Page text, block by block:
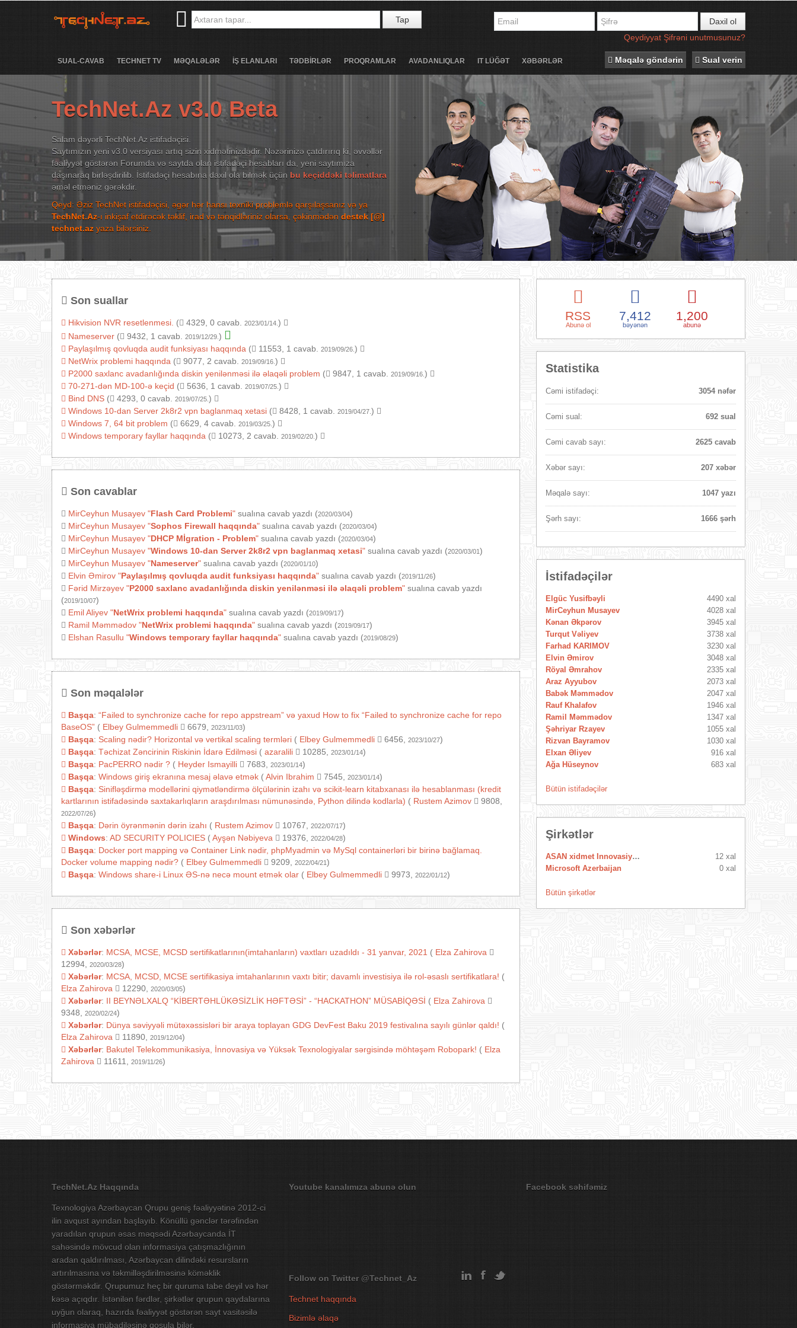
Tap
Daxil ol
Qeydiyyat Şifrəni unutmusunuz?
SUAL-CAVAB TECHNET TV MƏQALƏLƏR İŞ ELANLARI TƏDBİRLƏR PROQRAMLAR AVADANLIQLAR IT LÜĞƏT XƏBƏRLƏR Məqalə göndərin Sual verin
TechNet.Az v3.0 Beta
Salam dəyərli TechNet.Az istifadəçisi.
Saytımızın yeni v3.0 versiyası artıq sizin xidmətinizdədir. Nəzərinizə çatdırırıq ki, əvvəllər
fəaliyyət göstərən Forumda və saytda olan istifadəçi hesabları da, yeni saytımıza
daşınaraq birləşdirilib. İstifadəçi hesabına daxil ola bilmək üçün bu keçiddəki təlimatlara
əməl etməniz gərəkdir.
Qeyd: Əziz TechNet istifadəçisi, əgər hər hansı texniki problemlə qarşılaşsanız və ya
TechNet.Az-ı inkişaf etdirəcək təklif, irad və tənqidləriniz olarsa, çəkinmədən destek [@]
technet.az yaza bilərsiniz.
Son suallar
Hikvision NVR resetlenmesi. ( 4329, 0 cavab. 2023/01/14. )
Nameserver ( 9432, 1 cavab. 2019/12/29. )
Paylaşılmış qovluqda audit funksiyası haqqında ( 11553, 1 cavab. 2019/09/26. )
NetWrix problemi haqqında ( 9077, 2 cavab. 2019/09/16. )
P2000 saxlanc avadanlığında diskin yenilənməsi ilə əlaqəli problem ( 9847, 1 cavab. 2019/09/16. )
70-271-dən MD-100-ə keçid ( 5636, 1 cavab. 2019/07/25. )
Bind DNS ( 4293, 0 cavab. 2019/07/25. )
Windows 10-dan Server 2k8r2 vpn baglanmaq xetasi ( 8428, 1 cavab. 2019/04/27. )
Windows 7, 64 bit problem ( 6629, 4 cavab. 2019/03/25. )
Windows temporary fayllar haqqında ( 10273, 2 cavab. 2019/02/20. )
Son cavablar
MirCeyhun Musayev "Flash Card Problemi" sualına cavab yazdı (2020/03/04)
MirCeyhun Musayev "Sophos Firewall haqqında" sualına cavab yazdı (2020/03/04)
MirCeyhun Musayev "DHCP Mİgration - Problem" sualına cavab yazdı (2020/03/04)
MirCeyhun Musayev "Windows 10-dan Server 2k8r2 vpn baglanmaq xetasi" sualına cavab yazdı (2020/03/01)
MirCeyhun Musayev "Nameserver" sualına cavab yazdı (2020/01/10)
Elvin Əmirov "Paylaşılmış qovluqda audit funksiyası haqqında" sualına cavab yazdı (2019/11/26)
Fərid Mirzəyev "P2000 saxlanc avadanlığında diskin yenilənməsi ilə əlaqəli problem" sualına cavab yazdı
(2019/10/07)
Emil Aliyev "NetWrix problemi haqqında" sualına cavab yazdı (2019/09/17)
Ramil Məmmədov "NetWrix problemi haqqında" sualına cavab yazdı (2019/09/17)
Elshan Rasullu "Windows temporary fayllar haqqında" sualına cavab yazdı (2019/08/29)
Son məqalələr
Başqa: “Failed to synchronize cache for repo appstream” və yaxud How to fix “Failed to synchronize cache for repo
BaseOS” ( Elbey Gulmemmedli 6679, 2023/11/03)
Başqa: Scaling nədir? Horizontal və vertikal scaling termləri ( Elbey Gulmemmedli 6456, 2023/10/27)
Başqa: Təchizat Zəncirinin Riskinin İdarə Edilməsi ( azaralili 10285, 2023/01/14)
Başqa: PacPERRO nədir ? ( Heyder Ismayilli 7683, 2023/01/14)
Başqa: Windows giriş ekranına mesaj əlavə etmək (Alvin Ibrahim 7545, 2023/01/14)
Başqa: Sinifləşdirmə modellərini qiymətləndirmə ölçülərinin izahı və scikit-learn kitabxanası ilə hesablanması (kredit
kartlarının istifadəsində saxtakarlıqların araşdırılması nümunəsində, Python dilində kodlarla) ( Rustem Azimov 9808,
2022/07/26)
Başqa: Dərin öyrənmənin dərin izahı ( Rustem Azimov 10767, 2022/07/17)
Windows: AD SECURITY POLICIES (Ayşən Nəbiyeva 19376, 2022/04/28)
Başqa: Docker port mapping və Container Link nədir, phpMyadmin və MySql containerləri bir birinə bağlamaq.
Docker volume mapping nədir? ( Elbey Gulmemmedli 9209, 2022/04/21)
Başqa: Windows share-i Linux ƏS-nə necə mount etmək olar ( Elbey Gulmemmedli 9973, 2022/01/12)
Son xəbərlər
Xəbərlər: MCSA, MCSE, MCSD sertifikatlarının(imtahanların) vaxtları uzadıldı - 31 yanvar, 2021 ( Elza Zahirova
12994,
2020/03/28)
Xəbərlər: MCSA, MCSD, MCSE sertifikasiya imtahanlarının vaxtı bitir; davamlı investisiya ilə rol-əsaslı sertifikatlara! (
Elza Zahirova
12290, 2020/03/05)
Xəbərlər: II BEYNƏLXALQ “KİBERTƏHLÜKƏSİZLİK HƏFTƏSİ” - “HACKATHON” MÜSABİQƏSİ ( Elza Zahirova
9348,
2020/02/24)
Xəbərlər: Dünya səviyyəli mütəxəssisləri bir araya toplayan GDG DevFest Baku 2019 festivalına sayılı günlər qaldı! (
Elza Zahirova
11890, 2019/12/04)
Xəbərlər: Bakutel Telekommunikasiya, İnnovasiya və Yüksək Texnologiyalar sərgisində möhtəşəm Robopark! ( Elza
Zahirova
11611, 2019/11/26)
RSS
Abunə ol
7,412
bəyənən
1,200
abunə
Statistika
Cəmi istifadəçi: 3054 nəfər
Cəmi sual: 692 sual
Cəmi cavab sayı: 2625 cavab
Xəbər sayı: 207 xəbər
Məqalə sayı: 1047 yazı
Şərh sayı: 1666 şərh
İstifadəçilər
Elgüc Yusifbəyli
4490 xal
MirCeyhun Musayev
4028 xal
Kənan Əkpərov
3945 xal
Turqut Vəliyev
3738 xal
Farhad KARIMOV
3230 xal
Elvin Əmirov
3048 xal
Röyal Əmrahov
2335 xal
Araz Ayyubov
2073 xal
Babək Məmmədov
2047 xal
Rauf Khalafov
1946 xal
Ramil Məmmədov
1347 xal
Şəhriyar Rzayev
1055 xal
Rizvan Bayramov
1030 xal
Elxan Əliyev
916 xal
Ağa Hüseynov
683 xal
Bütün istifadəçilər
Şirkətlər
ASAN xidmet Innovasiya Mərkəzi
12 xal
Microsoft Azerbaijan
0 xal
Bütün şirkətlər
TechNet.Az Haqqında
Texnologiya Azərbaycan Qrupu geniş fəaliyyətinə 2012-ci
ilin avqust ayından başlayıb. Könüllü gənclər tərəfindən
yaradılan qrupun əsas məqsədi Azərbaycanda İT
sahəsində mövcud olan informasiya çatışmazlığının
aradan qaldırılması, Azərbaycan dilindəki resursların
artırılmasına və təkmilləşdirilməsinə köməklik
göstərməkdir. Qrupumuz heç bir quruma tabe deyil və hər
kəsə açıqdır. İstənilən fərdlər, şirkətlər qrupun qaydalarına
uyğun olaraq, hazırda fəaliyyət göstərən sayt vasitəsilə
informasiya mübadiləsinə qoşula bilər.
Youtube kanalımıza abunə olun
Follow on Twitter @Technet_Az
Technet haqqında
Bizimlə əlaqə
Facebook səhifəmiz